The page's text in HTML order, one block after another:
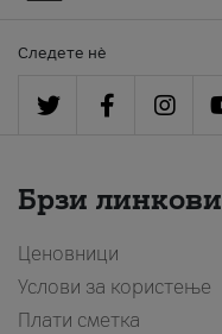
Следете нè
Брзи линкови
Ценовници
Услови за користење
Плати сметка